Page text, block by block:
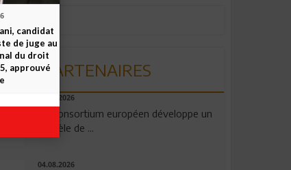
PARTENAIRES
06.08.2026
Un consortium européen développe un
modèle de ...
04.08.2026
candidat
de juge au
du droit
approuvé